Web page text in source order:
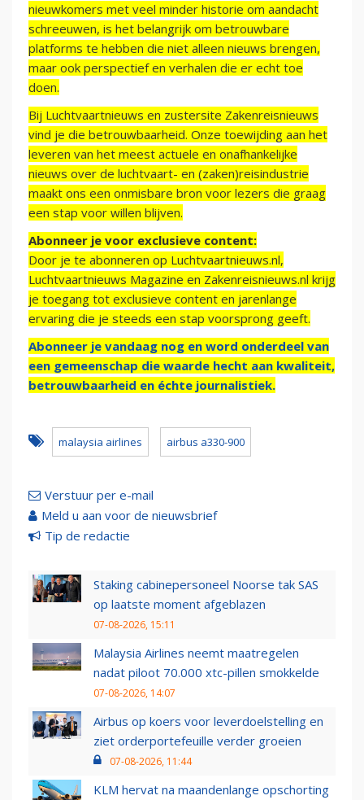
nieuwkomers met veel minder historie om aandacht
schreeuwen, is het belangrijk om betrouwbare
platforms te hebben die niet alleen nieuws brengen,
maar ook perspectief en verhalen die er echt toe
doen.
Bij Luchtvaartnieuws en zustersite Zakenreisnieuws
vind je die betrouwbaarheid. Onze toewijding aan het
leveren van het meest actuele en onafhankelijke
nieuws over de luchtvaart- en (zaken)reisindustrie
maakt ons een onmisbare bron voor lezers die graag
een stap voor willen blijven.
Abonneer je voor exclusieve content:
Door je te abonneren op Luchtvaartnieuws.nl,
Luchtvaartnieuws Magazine en Zakenreisnieuws.nl krijg
je toegang tot exclusieve content en jarenlange
ervaring die je steeds een stap voorsprong geeft.
Abonneer je vandaag nog en word onderdeel van
een gemeenschap die waarde hecht aan kwaliteit,
betrouwbaarheid en échte journalistiek.
malaysia airlines airbus a330-900
Verstuur per e-mail
Meld u aan voor de nieuwsbrief
Tip de redactie
Staking cabinepersoneel Noorse tak SAS
op laatste moment afgeblazen
07-08-2026, 15:11
Malaysia Airlines neemt maatregelen
nadat piloot 70.000 xtc-pillen smokkelde
07-08-2026, 14:07
Airbus op koers voor leverdoelstelling en
ziet orderportefeuille verder groeien
07-08-2026, 11:44
KLM hervat na maandenlange opschorting